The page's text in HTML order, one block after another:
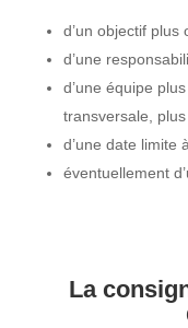
d’un objectif plus
d’une
d’une équipe
transversale,
d’une date limite
éventuellement
La